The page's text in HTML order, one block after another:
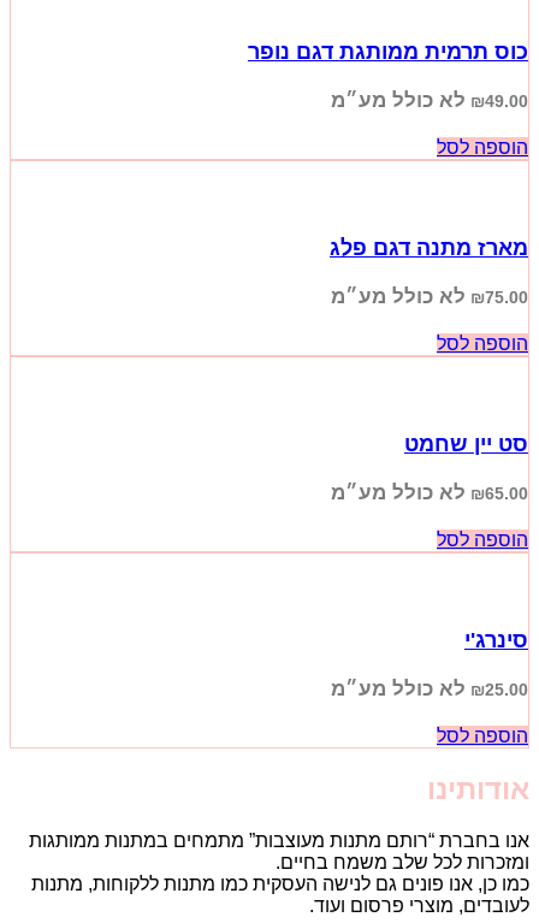
כוס תרמית ממותגת דגם נופר
₪49.00 לא כולל מע״מ
הוספה לסל
מארז מתנה דגם פלג
₪75.00 לא כולל מע״מ
הוספה לסל
סט יין שחמט
₪65.00 לא כולל מע״מ
הוספה לסל
סינרג'י
₪25.00 לא כולל מע״מ
הוספה לסל
אודותינו
אנו בחברת “רותם מתנות מעוצבות” מתמחים במתנות ממותגות
ומזכרות לכל שלב משמח בחיים.
כמו כן, אנו פונים גם לנישה העסקית כמו מתנות ללקוחות, מתנות
לעובדים, מוצרי פרסום ועוד.